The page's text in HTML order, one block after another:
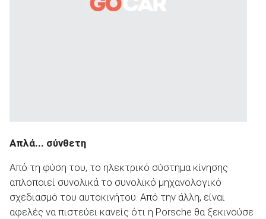
Απλά... σύνθετη
Από τη φύση του, το ηλεκτρικό σύστημα κίνησης
απλοποιεί συνολικά το συνολικό μηχανολογικό
σχεδιασμό του αυτοκινήτου. Από την άλλη, είναι
αφελές να πιστεύει κανείς ότι η Porsche θα ξεκινούσε